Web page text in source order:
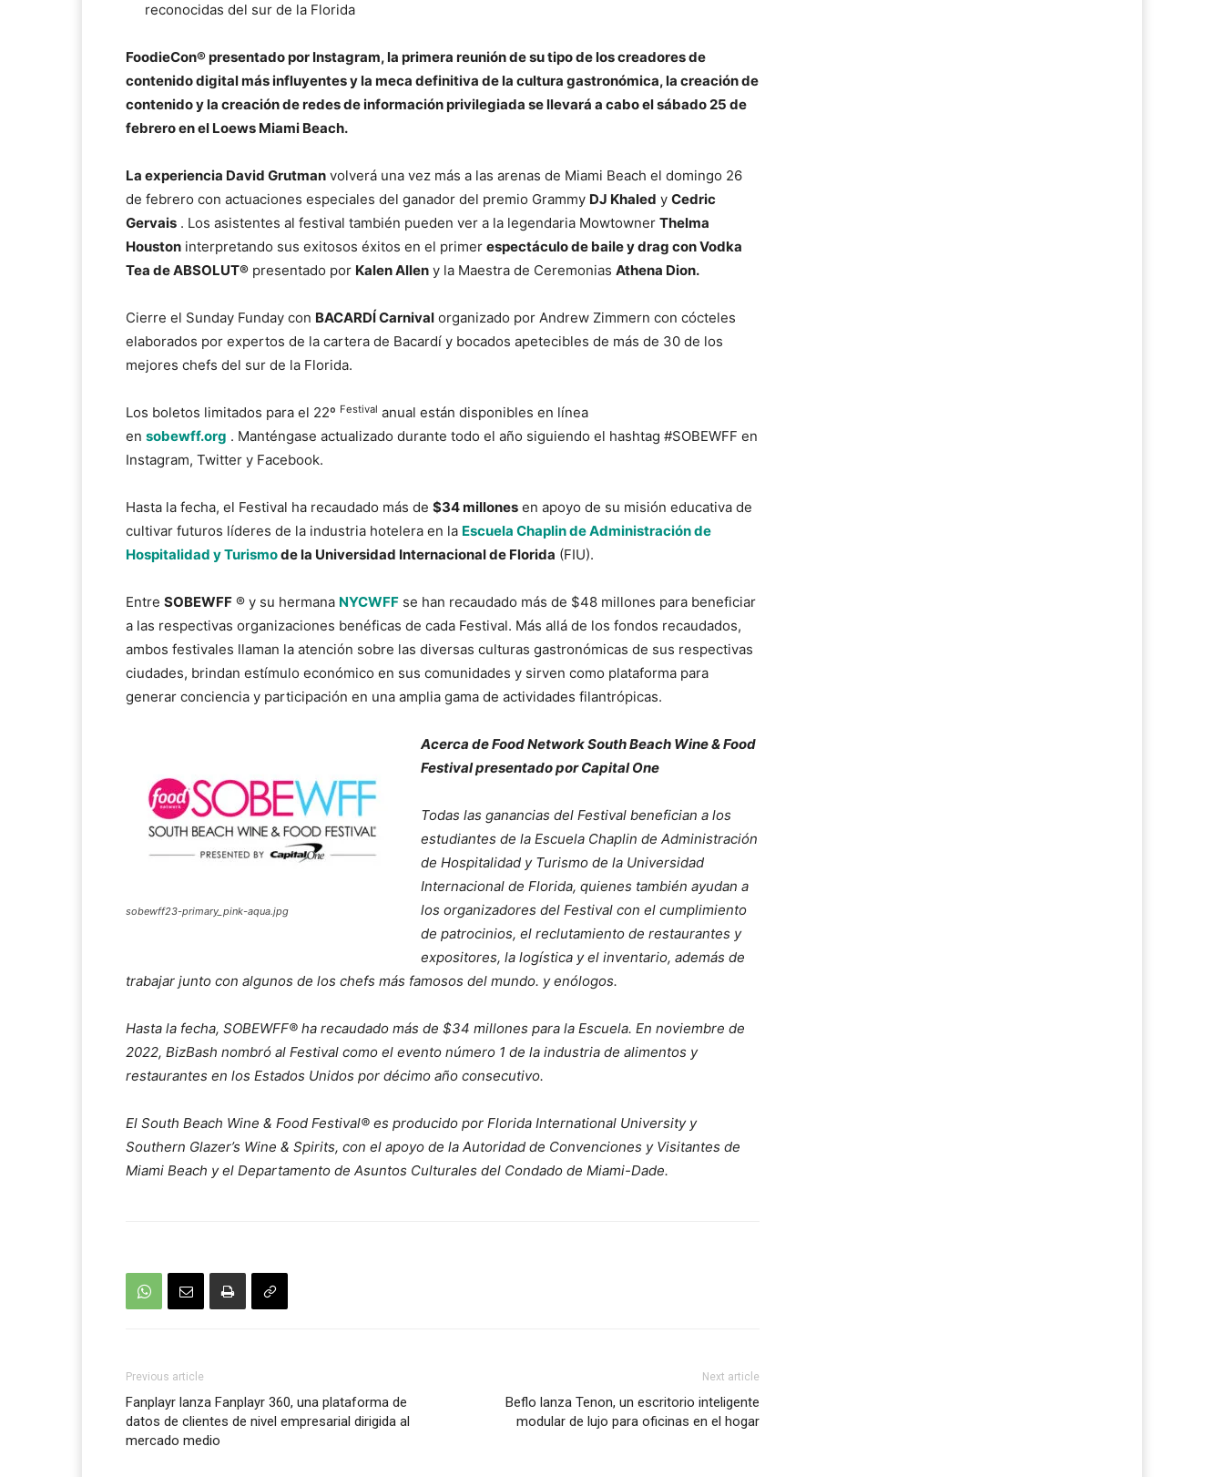
reconocidas del sur de la Florida
FoodieCon® presentado por Instagram, la primera reunión de su tipo de los creadores de
contenido digital más influyentes y la meca definitiva de la cultura gastronómica, la creación de
contenido y la creación de redes de información privilegiada se llevará a cabo el sábado 25 de
febrero en el Loews Miami Beach.
La experiencia David Grutman volverá una vez más a las arenas de Miami Beach el domingo 26
de febrero con actuaciones especiales del ganador del premio Grammy DJ Khaled y Cedric
Gervais . Los asistentes al festival también pueden ver a la legendaria Mowtowner Thelma
Houston interpretando sus exitosos éxitos en el primer espectáculo de baile y drag con Vodka
Tea de ABSOLUT® presentado por Kalen Allen y la Maestra de Ceremonias Athena Dion.
Cierre el Sunday Funday con BACARDĺ Carnival organizado por Andrew Zimmern con cócteles
elaborados por expertos de la cartera de Bacardí y bocados apetecibles de más de 30 de los
mejores chefs del sur de la Florida.
Los boletos limitados para el 22º Festival anual están disponibles en línea
en sobewff.org . Manténgase actualizado durante todo el año siguiendo el hashtag #SOBEWFF en
Instagram, Twitter y Facebook.
Hasta la fecha, el Festival ha recaudado más de $34 millones en apoyo de su misión educativa de
cultivar futuros líderes de la industria hotelera en la Escuela Chaplin de Administración de
Hospitalidad y Turismode la Universidad Internacional de Florida (FIU).
Entre SOBEWFF ® y su hermana NYCWFF se han recaudado más de $48 millones para beneficiar
a las respectivas organizaciones benéficas de cada Festival. Más allá de los fondos recaudados,
ambos festivales llaman la atención sobre las diversas culturas gastronómicas de sus respectivas
ciudades, brindan estímulo económico en sus comunidades y sirven como plataforma para
generar conciencia y participación en una amplia gama de actividades filantrópicas.
sobewff23-primary_pink-aqua.jpg
Acerca de Food Network South Beach Wine & Food
Festival presentado por Capital One
Todas las ganancias del Festival benefician a los
estudiantes de la Escuela Chaplin de Administración
de Hospitalidad y Turismo de la Universidad
Internacional de Florida, quienes también ayudan a
los organizadores del Festival con el cumplimiento
de patrocinios, el reclutamiento de restaurantes y
expositores, la logística y el inventario, además de
trabajar junto con algunos de los chefs más famosos del mundo. y enólogos.
Hasta la fecha, SOBEWFF® ha recaudado más de $34 millones para la Escuela. En noviembre de
2022, BizBash nombró al Festival como el evento número 1 de la industria de alimentos y
restaurantes en los Estados Unidos por décimo año consecutivo.
El South Beach Wine & Food Festival® es producido por Florida International University y
Southern Glazer’s Wine & Spirits, con el apoyo de la Autoridad de Convenciones y Visitantes de
Miami Beach y el Departamento de Asuntos Culturales del Condado de Miami-Dade.
Previous article
Fanplayr lanza Fanplayr 360, una plataforma de
datos de clientes de nivel empresarial dirigida al
mercado medio
Next article
Beflo lanza Tenon, un escritorio inteligente
modular de lujo para oficinas en el hogar